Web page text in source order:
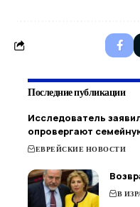
Последние публикации
Исследователь
опровергают
ЕВРЕЙСКИЕ НОВОСТИ
В